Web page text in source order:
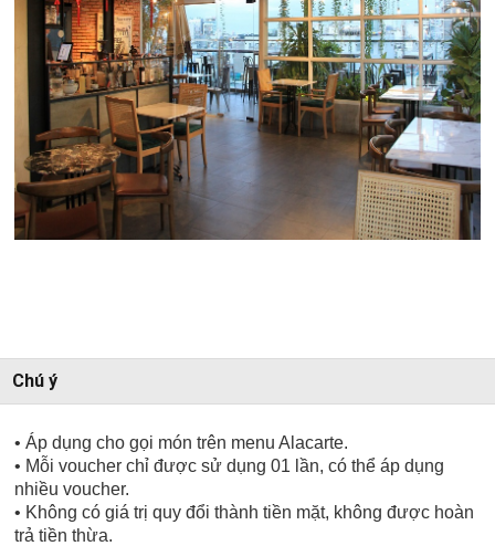
Chú ý
• Áp dụng cho gọi món trên menu Alacarte.
• Mỗi voucher chỉ được sử dụng 01 lần, có thể áp dụng
nhiều voucher.
• Không có giá trị quy đổi thành tiền mặt, không được hoàn
trả tiền thừa.